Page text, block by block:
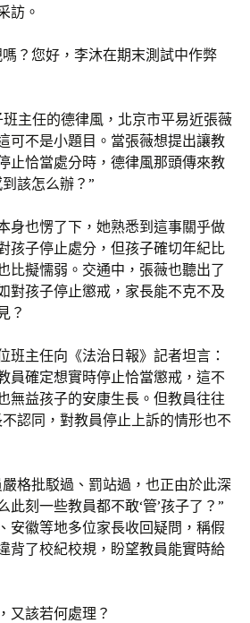
訪。
？您好，李沐在期末測試中作弊
主任的德律風，北京市平易近張薇
可不是小題目。當張薇想提出讓教
止恰當處分時，德律風那頭傳來教
該怎么辦？”
身也愣了下，她熟悉到這事關乎做
孩子停止處分，但孩子確切年紀比
比擬懦弱。交通中，張薇也聽出了
對孩子停止懲戒，家長能不克不及
？
班主任向《法治日報》記者坦言：
員確定想實時停止恰當懲戒，這不
無益孩子的安康生長。但教員往往
認同，對教員停止上訴的情形也不
格批駁過、罰站過，也正由於此深
此刻一些教員都不敢‘管’孩子了？”
安徽等地多位家長收回疑問，稱假
背了校紀校規，盼望教員能實時給
，又該若何處理？